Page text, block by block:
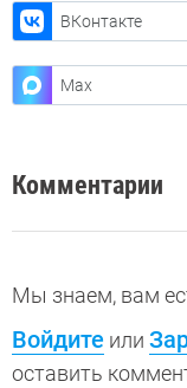
ВКонтакте
Max
Комментарии
Мы знаем, вам
Войдите или
оставить